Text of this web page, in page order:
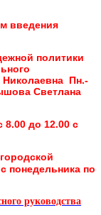
введения
политики
Николаевна Пн.-
Светлана
8.00 до 12.00 с
понедельника по
руководства